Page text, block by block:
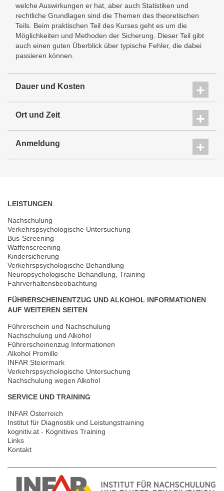
welche Auswirkungen er hat, aber auch Statistiken und
rechtliche Grundlagen sind die Themen des theoretischen
Teils. Beim praktischen Teil des Kurses geht es um die
Möglichkeiten und Methoden der Sicherung. Dieser Teil gibt
auch einen guten Überblick über typische Fehler, die dabei
passieren können.
Dauer und Kosten
Ort und Zeit
Anmeldung
LEISTUNGEN
Nachschulung
Verkehrspsychologische Untersuchung
Bus-Screening
Waffenscreening
Kindersicherung
Verkehrspsychologische Behandlung
Neuropsychologische Behandlung, Training
Fahrverhaltensbeobachtung
FÜHRERSCHEINENTZUG UND ALKOHOL INFORMATIONEN
AUF WEITEREN SEITEN
Führerschein und Nachschulung
Nachschulung und Alkohol
Führerscheinenzug Informationen
Alkohol Promille
INFAR Steiermark
Verkehrspsychologische Untersuchung
Nachschulung wegen Alkohol
SERVICE UND TRAINING
INFAR Österreich
Institut für Diagnostik und Leistungstraining
kognitiv.at - Kognitives Training
Links
Kontakt